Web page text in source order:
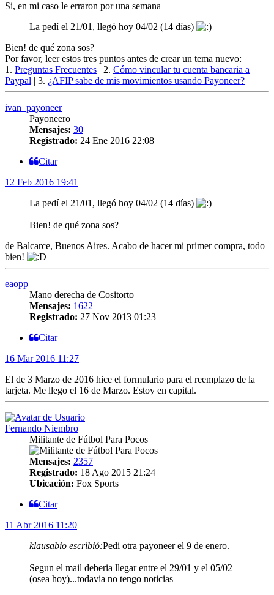
Si, en mi caso le erraron por una semana
La pedí el 21/01, llegó hoy 04/02 (14 días)
Bien! de qué zona sos?
Por favor, leer estos tres puntos antes de crear un tema nuevo:
1. Preguntas Frecuentes | 2. Cómo vincular tu cuenta bancaria a
Paypal | 3. ¿AFIP sabe de mis movimientos usando Payoneer?
ivan_payoneer
Payoneero
Mensajes: 30
Registrado: 24 Ene 2016 22:08
Citar
12 Feb 2016 19:41
La pedí el 21/01, llegó hoy 04/02 (14 días)
Bien! de qué zona sos?
de Balcarce, Buenos Aires. Acabo de hacer mi primer compra, todo
bien!
eaopp
Mano derecha de Cositorto
Mensajes: 1622
Registrado: 27 Nov 2013 01:23
Citar
16 Mar 2016 11:27
El de 3 Marzo de 2016 hice el formulario para el reemplazo de la
tarjeta. Me llego el 16 de Marzo. Estoy en capital.
Fernando Niembro
Militante de Fútbol Para Pocos
Mensajes: 2357
Registrado: 18 Ago 2015 21:24
Ubicación: Fox Sports
Citar
11 Abr 2016 11:20
klausabio escribió:Pedi otra payoneer el 9 de enero.
Segun el mail deberia llegar entre el 29/01 y el 05/02
(osea hoy)...todavia no tengo noticias